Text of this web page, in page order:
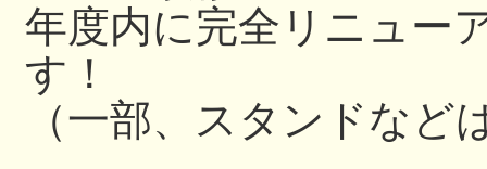
年度内に完全リニュー
す！
（一部、スタンドなど